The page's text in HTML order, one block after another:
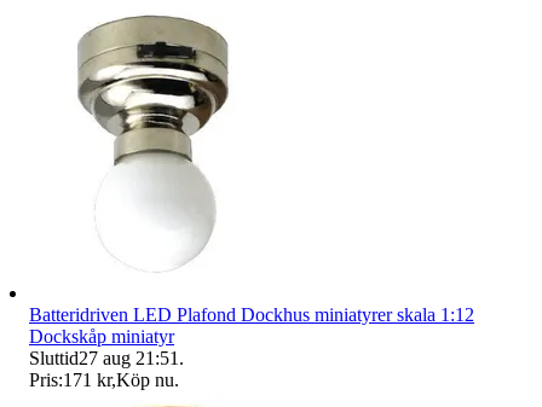
Batteridriven LED Plafond Dockhus miniatyrer skala 1:12
Dockskåp miniatyr
Sluttid27 aug 21:51 .
Pris:171 kr,Köp nu.